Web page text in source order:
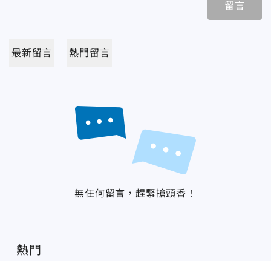
留言
最新留言 熱門留言
無任何留言，趕緊搶頭香！
熱門